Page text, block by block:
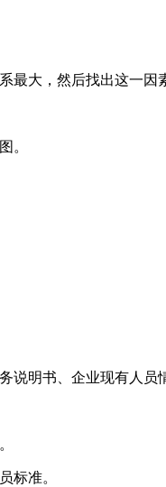
大，然后找出这一
。
明书、企业现有人员
标准。